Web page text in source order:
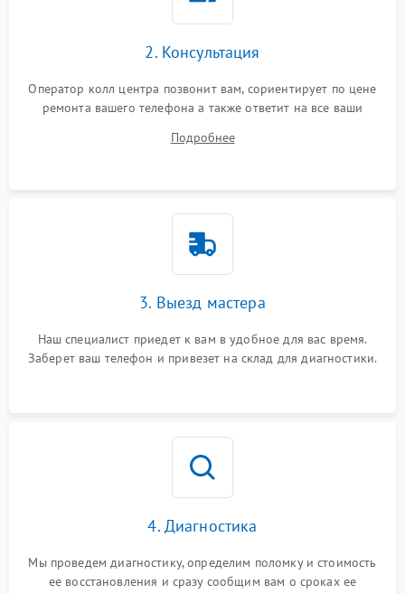
2. Консультация
Оператор колл центра позвонит вам, сориентирует по цене
ремонта вашего телефона а также ответит на все ваши
Подробнее
3. Выезд мастера
Наш специалист приедет к вам в удобное для вас время.
Заберет ваш телефон и привезет на склад для диагностики.
4. Диагностика
Мы проведем диагностику, определим поломку и стоимость
ее восстановления и сразу сообщим вам о сроках ее